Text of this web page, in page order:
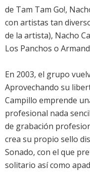
de Tam Tam Go!,
con artistas tan
de la artista), Nacho
Los Panchos o
En 2003, el grupo
Aprovechando su
Campillo emprende
profesional nada
de grabación
crea su propio sello
Sonado, con el que
solitario así como